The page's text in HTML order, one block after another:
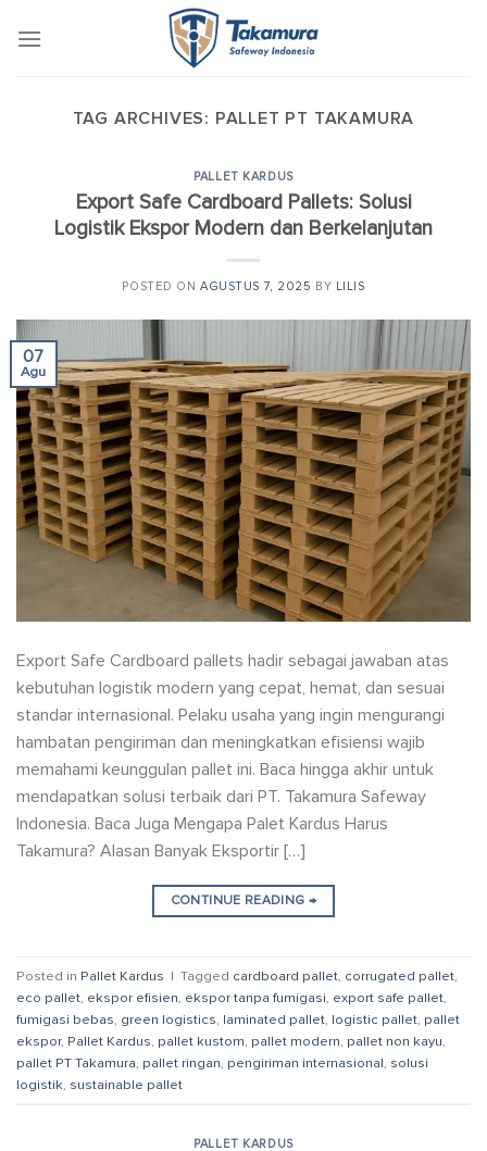
TAG ARCHIVES: PALLET PT TAKAMURA
PALLET KARDUS
Export Safe Cardboard Pallets: Solusi
Logistik Ekspor Modern dan Berkelanjutan
POSTED ONAGUSTUS 7, 2025 BY LILIS
07
Agu
Export Safe Cardboard pallets hadir sebagai jawaban atas
kebutuhan logistik modern yang cepat, hemat, dan sesuai
standar internasional. Pelaku usaha yang ingin mengurangi
hambatan pengiriman dan meningkatkan efisiensi wajib
memahami keunggulan pallet ini. Baca hingga akhir untuk
mendapatkan solusi terbaik dari PT. Takamura Safeway
Indonesia. Baca Juga Mengapa Palet Kardus Harus
Takamura? Alasan Banyak Eksportir […]
CONTINUE READING →
Posted in Pallet Kardus | Tagged cardboard pallet, corrugated pallet,
eco pallet, ekspor efisien, ekspor tanpa fumigasi, export safe pallet,
fumigasi bebas, green logistics, laminated pallet, logistic pallet, pallet
ekspor, Pallet Kardus, pallet kustom, pallet modern, pallet non kayu,
pallet PT Takamura, pallet ringan, pengiriman internasional, solusi
logistik, sustainable pallet
PALLET KARDUS